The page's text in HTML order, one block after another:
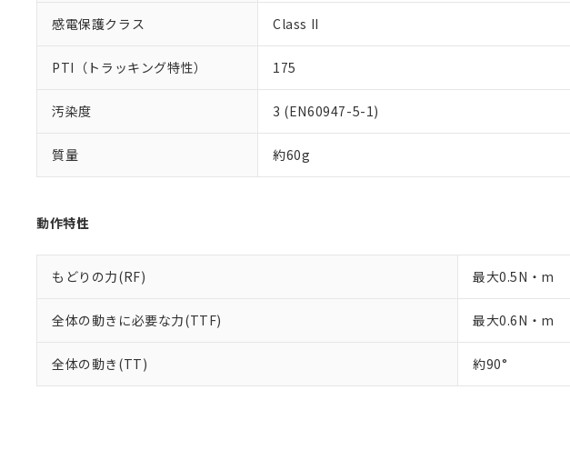
感電保護クラス Class II
PTI（トラッキング特性） 175
汚染度 3 (EN60947-5-1)
質量 約60g
動作特性
もどりの力(RF) 最大0.5N・m
全体の動きに必要な力(TTF) 最大0.6N・m
全体の動き(TT) 約90°